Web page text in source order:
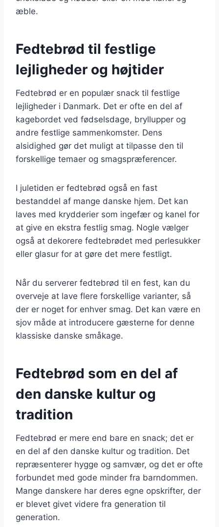
æble.
Fedtebrød til festlige
lejligheder og højtider
Fedtebrød er en populær snack til festlige
lejligheder i Danmark. Det er ofte en del af
kagebordet ved fødselsdage, bryllupper og
andre festlige sammenkomster. Dens
alsidighed gør det muligt at tilpasse den til
forskellige temaer og smagspræferencer.
I juletiden er fedtebrød også en fast
bestanddel af mange danske hjem. Det kan
laves med krydderier som ingefær og kanel for
at give en ekstra festlig smag. Nogle vælger
også at dekorere fedtebrødet med perlesukker
eller glasur for at gøre det mere festligt.
Når du serverer fedtebrød til en fest, kan du
overveje at lave flere forskellige varianter, så
der er noget for enhver smag. Det kan være en
sjov måde at introducere gæsterne for denne
klassiske danske småkage.
Fedtebrød som en del af
den danske kultur og
tradition
Fedtebrød er mere end bare en snack; det er
en del af den danske kultur og tradition. Det
repræsenterer hygge og samvær, og det er ofte
forbundet med gode minder fra barndommen.
Mange danskere har deres egne opskrifter, der
er blevet givet videre fra generation til
generation.